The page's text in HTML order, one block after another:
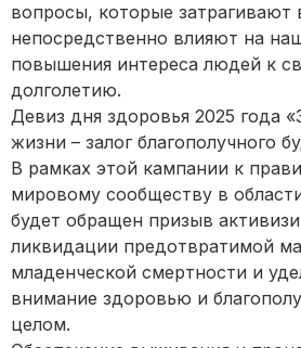
вопросы, которые затрагивают
непосредственно влияют на
повышения интереса людей к
долголетию.
Девиз дня здоровья 2025 года
жизни – залог благополучного
В рамках этой кампании к
мировому сообществу в
будет обращен призыв
ликвидации предотвратимой
младенческой смертности и
внимание здоровью и
целом.